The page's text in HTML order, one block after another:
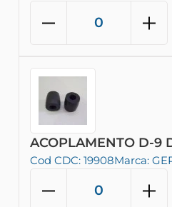
ACOPLAMENTO D-9
Cod CDC: 19908Marca: